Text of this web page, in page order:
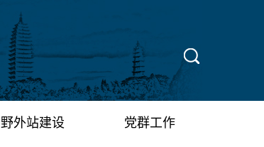
野外站建设 党群工作